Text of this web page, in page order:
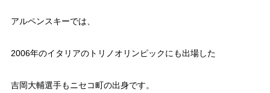
アルペンスキーでは、
2006年のイタリアのトリノオリンピックにも出場した
吉岡大輔選手もニセコ町の出身です。